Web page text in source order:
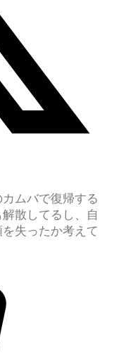
ムバで復帰する
散してるし、自
失ったか考えて